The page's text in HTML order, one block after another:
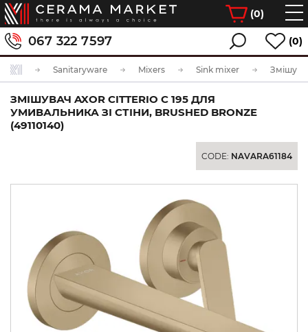
(0)
067 322 7597 (0)
Sanitaryware Mixers Sink mixer
ЗМІШУВАЧ AXOR CITTERIO C 195 ДЛЯ
УМИВАЛЬНИКА ЗІ СТІНИ, BRUSHED BRONZE
(49110140)
CODE: NAVARA61184